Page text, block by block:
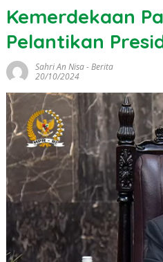
Kemerdekaan
Pelantikan
Sahri An Nisa-Berita
20/10/2024